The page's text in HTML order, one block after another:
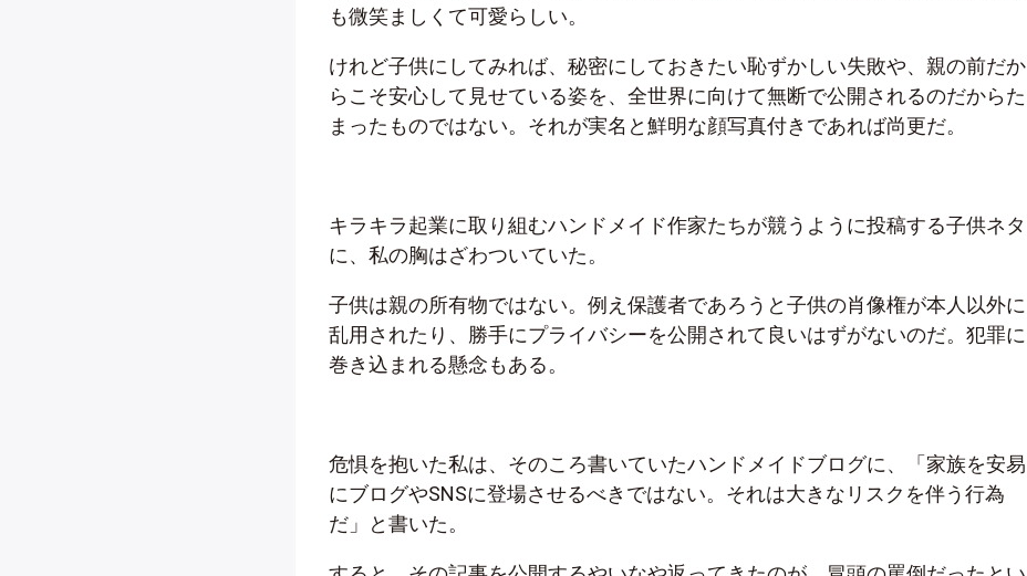
も微笑ましくて可愛らしい。
けれど子供にしてみれば、秘密にしておきたい恥ずかしい失敗や、親の前だか
らこそ安心して見せている姿を、全世界に向けて無断で公開されるのだからた
まったものではない。それが実名と鮮明な顔写真付きであれば尚更だ。
キラキラ起業に取り組むハンドメイド作家たちが競うように投稿する子供ネタ
に、私の胸はざわついていた。
子供は親の所有物ではない。例え保護者であろうと子供の肖像権が本人以外に
乱用されたり、勝手にプライバシーを公開されて良いはずがないのだ。犯罪に
巻き込まれる懸念もある。
危惧を抱いた私は、そのころ書いていたハンドメイドブログに、「家族を安易
にブログやSNSに登場させるべきではない。それは大きなリスクを伴う行為
だ」と書いた。